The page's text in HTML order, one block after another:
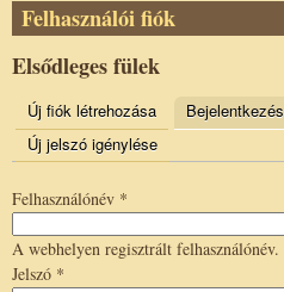
Felhasználói fiók
Elsődleges fülek
Új fiók létrehozása Bejelentkezés
Új jelszó igénylése
Felhasználónév *
A webhelyen regisztrált felhasználónév.
Jelszó *